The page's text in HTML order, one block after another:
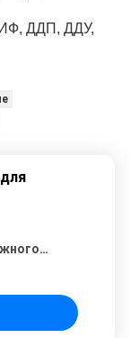
ДДП, ДДУ,